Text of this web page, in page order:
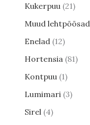
Kukerpuu 21
Muud lehtpõõsad
Enelad 12
Hortensia 81
Kontpuu 1
Lumimari 3
Sirel 4